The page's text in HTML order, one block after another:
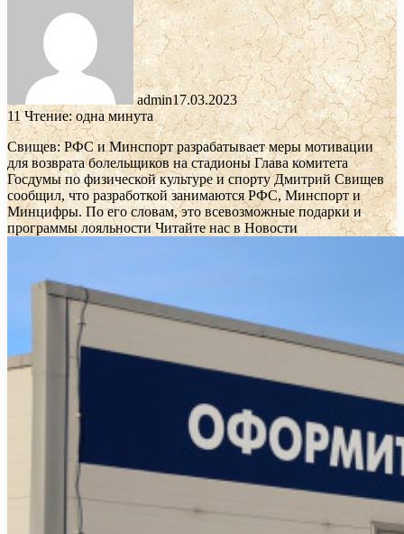
admin17.03.2023
11Чтение: одна минута
Свищев: РФС и Минспорт разрабатывает меры мотивации
для возврата болельщиков на стадионыГлава комитета
Госдумы по физической культуре и спорту Дмитрий Свищев
сообщил, что разработкой занимаются РФС, Минспорт и
Минцифры. По его словам, это всевозможные подарки и
программы лояльностиЧитайте нас в Новости